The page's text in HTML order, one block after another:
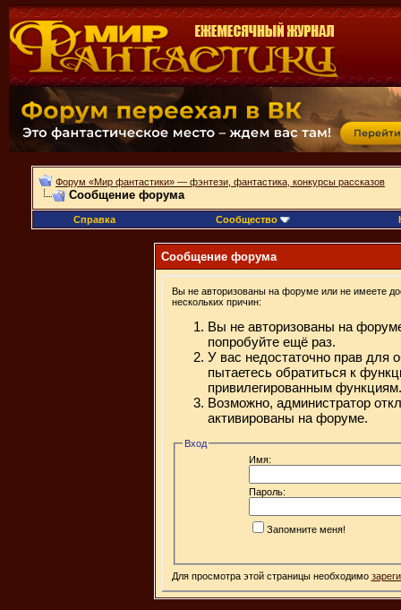
Форум «Мир фантастики» — фэнтези, фантастика, конкурсы рассказов
Сообщение форума
Справка Сообщество
Сообщение форума
Вы не авторизованы на форуме или не имеете
нескольких причин:
Вы не авторизованы на
попробуйте ещё раз.
У вас недостаточно прав для
пытаетесь обратиться к
привилегированным функциям.
Возможно, администратор
активированы на форуме.
Вход
Имя:
Пароль:
Запомните меня!
Для просмотра этой страницы необходимо